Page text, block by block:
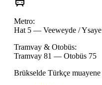
Metro:
Hat 5 — Veeweyde / Ysaye
Tramvay & Otobüs:
Tramvay 81 — Otobüs 75
Brükselde Türkçe muayene